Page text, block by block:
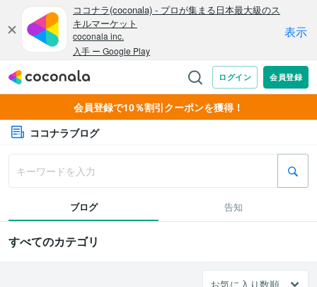
会員登録で10％割引クーポンを獲得！
ココナラブログ
ブログ 告知
すべてのカテゴリ